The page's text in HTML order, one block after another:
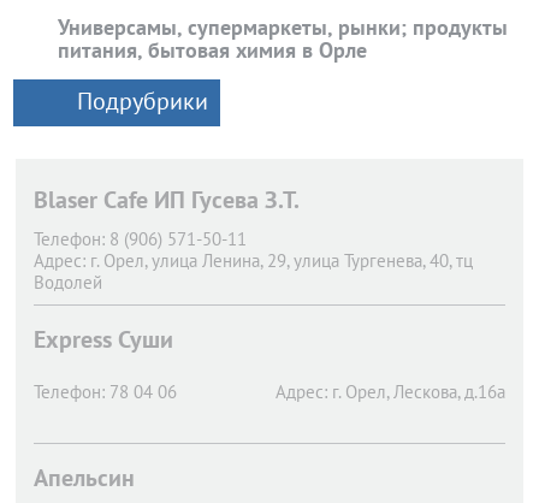
Универсамы, супермаркеты, рынки; продукты
питания, бытовая химия в Орле
Подрубрики
Blaser Cafe ИП Гусева З.Т.
Телефон: 8 (906) 571-50-11
Адрес: г. Орел, улица Ленина, 29, улица Тургенева, 40, тц
Водолей
Express Суши
Телефон: 78 04 06 Адрес: г. Орел, Лескова, д.16а
Апельсин